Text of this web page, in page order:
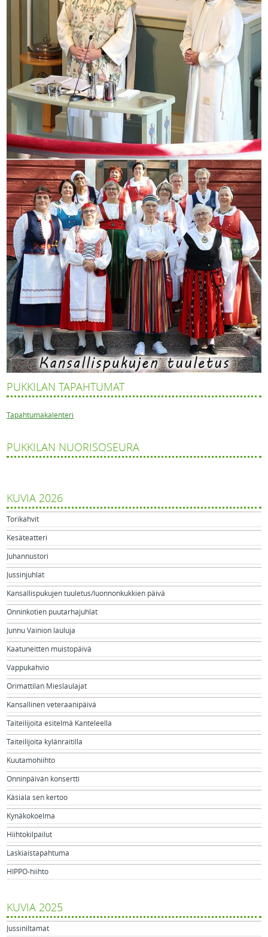
PUKKILAN TAPAHTUMAT
Tapahtumakalenteri
PUKKILAN NUORISOSEURA
KUVIA 2026
Torikahvit
Kesäteatteri
Juhannustori
Jussinjuhlat
Kansallispukujen tuuletus/luonnonkukkien päivä
Onninkotien puutarhajuhlat
Junnu Vainion lauluja
Kaatuneitten muistopäivä
Vappukahvio
Orimattilan Mieslaulajat
Kansallinen veteraanipäivä
Taiteilijoita esitelmä Kanteleella
Taiteilijoita kylänraitilla
Kuutamohiihto
Onninpäivän konsertti
Käsiala sen kertoo
Kynäkokoelma
Hiihtokilpailut
Laskiaistapahtuma
HIPPO-hiihto
KUVIA 2025
Jussiniltamat